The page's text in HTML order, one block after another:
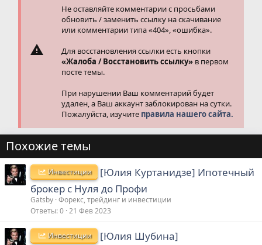
Не оставляйте комментарии с просьбами
обновить / заменить ссылку на скачивание
или комментарии типа «404», «ошибка».
Для восстановления ссылки есть кнопки
«Жалоба / Восстановить ссылку» в первом
посте темы.
При нарушении Ваш комментарий будет
удален, а Ваш аккаунт заблокирован на сутки.
Пожалуйста, изучите правила нашего сайта.
Похожие темы
Инвестиции
[Юлия Куртанидзе] Ипотечный
брокер с Нуля до Профи
Gatsby Форекс, трейдинг и инвестиции
Ответы 0 21 Фев 2023
Инвестиции
[Юлия Шубина]